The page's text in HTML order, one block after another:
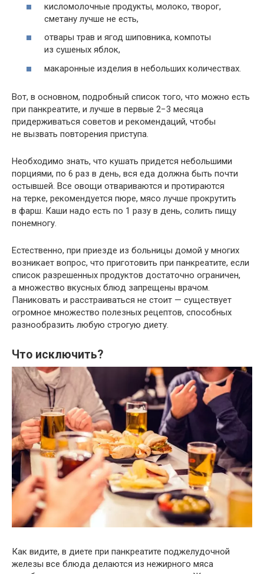
кисломолочные продукты, молоко, творог,
сметану лучше не есть,
отвары трав и ягод шиповника, компоты
из сушеных яблок,
макаронные изделия в небольших количествах.
Вот, в основном, подробный список того, что можно есть
при панкреатите, и лучше в первые 2−3 месяца
придерживаться советов и рекомендаций, чтобы
не вызвать повторения приступа.
Необходимо знать, что кушать придется небольшими
порциями, по 6 раз в день, вся еда должна быть почти
остывшей. Все овощи отвариваются и протираются
на терке, рекомендуется пюре, мясо лучше прокрутить
в фарш. Каши надо есть по 1 разу в день, солить пищу
понемногу.
Естественно, при приезде из больницы домой у многих
возникает вопрос, что приготовить при панкреатите, если
список разрешенных продуктов достаточно ограничен,
а множество вкусных блюд запрещены врачом.
Паниковать и расстраиваться не стоит — существует
огромное множество полезных рецептов, способных
разнообразить любую строгую диету.
Что исключить?
Как видите, в диете при панкреатите поджелудочной
железы все блюда делаются из нежирного мяса